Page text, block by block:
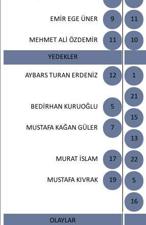
9
EMİR EGE ÜNER
11
MEHMET ALİ ÖZDEMİR
YEDEKLER
12
AYBARS TURAN ERDENİZ
5
BEDİRHAN KURUOĞLU
7
MUSTAFA KAĞAN GÜLER
17
MURAT İSLAM
19
MUSTAFA KIVRAK
11
10
1
21
15
13
22
5
16
OLAYLAR